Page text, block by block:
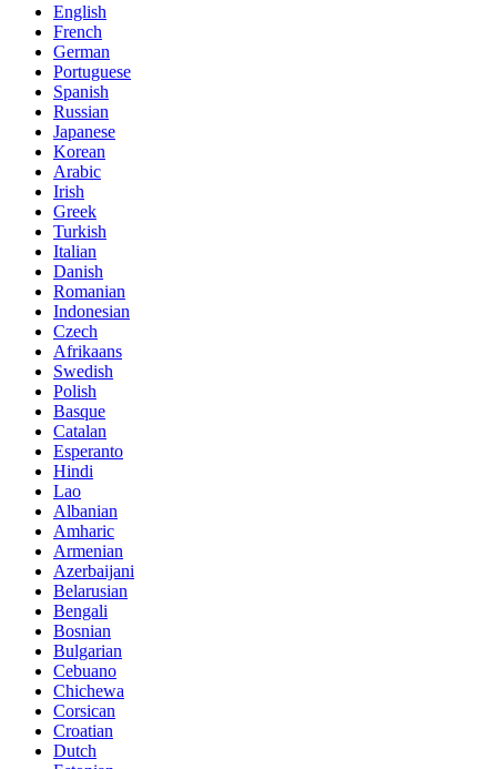
English
French
German
Portuguese
Spanish
Russian
Japanese
Korean
Arabic
Irish
Greek
Turkish
Italian
Danish
Romanian
Indonesian
Czech
Afrikaans
Swedish
Polish
Basque
Catalan
Esperanto
Hindi
Lao
Albanian
Amharic
Armenian
Azerbaijani
Belarusian
Bengali
Bosnian
Bulgarian
Cebuano
Chichewa
Corsican
Croatian
Dutch